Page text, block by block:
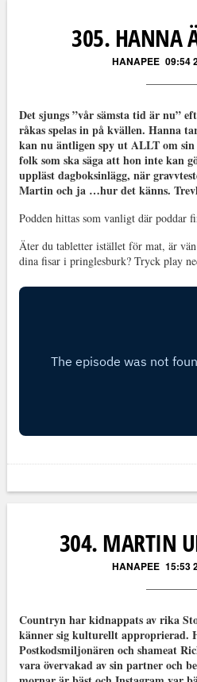
305. HANNA
HANAPEE 09:54
Det sjungs ”vår sämsta tid är nu”
råkas spelas in på kvällen. Hanna
kan nu äntligen spy ut ALLT om
folk som ska säga att hon inte kan
uppläst dagboksinlägg, när
Martin och ja …hur det känns.
Podden hittas som vanligt där poddar
Äter du tabletter istället för mat, är
dina fisar i pringlesburk? Tryck play
304. MARTIN
HANAPEE 15:53
Countryn har kidnappats av rika
känner sig kulturellt approprierad.
Postkodsmiljonären och shameat
vara övervakad av sin partner och